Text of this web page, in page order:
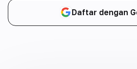
Daftar dengan